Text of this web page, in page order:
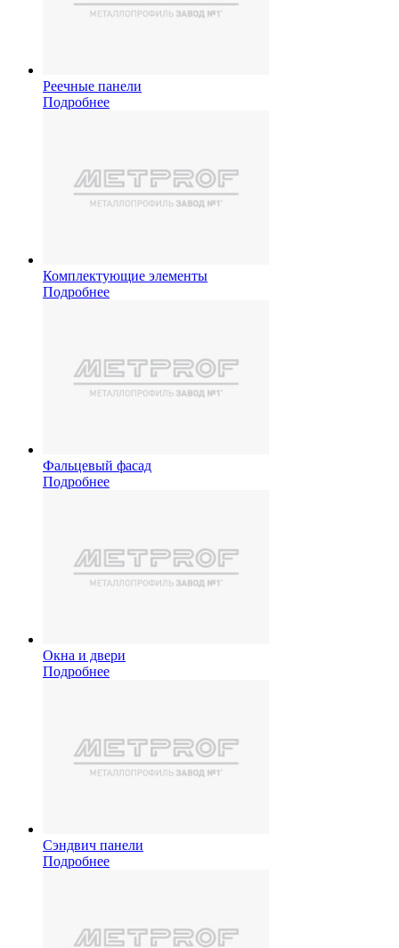
Реечные панели
Подробнее
Комплектующие элементы
Подробнее
Фальцевый фасад
Подробнее
Окна и двери
Подробнее
Сэндвич панели
Подробнее